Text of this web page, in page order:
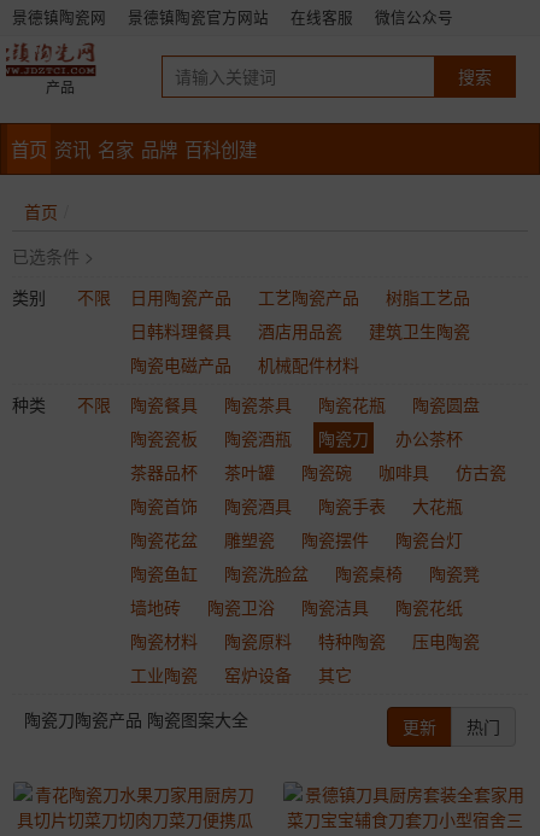
景德镇陶瓷网 景德镇陶瓷官方网站 在线客服 微信公众号
产品
首页 资讯 名家 品牌 百科创建
首页
已选条件 >
类别
不限 日用陶瓷产品 工艺陶瓷产品
树脂工艺品
日韩料理餐具
酒店用品瓷
建筑卫生陶瓷
陶瓷电磁产品
机械配件材料
种类
不限 陶瓷餐具 陶瓷茶具 陶瓷花瓶
陶瓷圆盘
陶瓷瓷板
陶瓷酒瓶 陶瓷刀
办公茶杯
茶器品杯
茶叶罐 陶瓷碗 咖啡具
仿古瓷
陶瓷首饰
陶瓷酒具 陶瓷手表
大花瓶
陶瓷花盆
雕塑瓷 陶瓷摆件
陶瓷台灯
陶瓷鱼缸
陶瓷洗脸盆 陶瓷桌椅
陶瓷凳
墙地砖
陶瓷卫浴 陶瓷洁具
陶瓷花纸
陶瓷材料
陶瓷原料 特种陶瓷
压电陶瓷
工业陶瓷
窑炉设备 其它
更新 热门
陶瓷刀陶瓷产品 陶瓷图案大全